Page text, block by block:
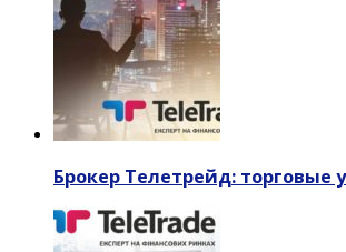
Брокер Телетрейд: торговые